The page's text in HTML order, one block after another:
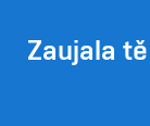
Zaujala